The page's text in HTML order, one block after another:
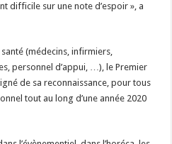
difficile sur une note d’espoir », a
(médecins, infirmiers,
personnel d’appui, …), le Premier
de sa reconnaissance, pour tous
tout au long d’une année 2020